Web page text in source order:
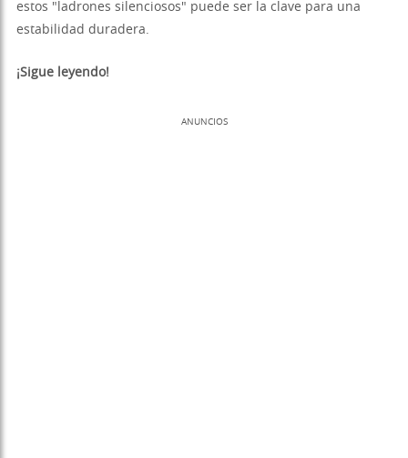
estos "ladrones silenciosos" puede ser la clave para una
estabilidad duradera.
¡Sigue leyendo!
ANUNCIOS